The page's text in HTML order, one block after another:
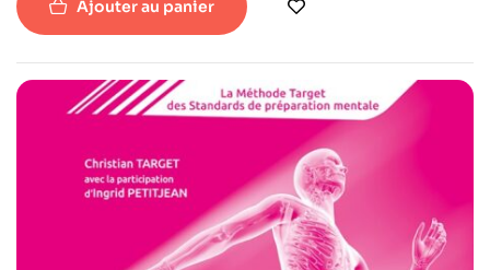
de tous vos défis.
Ajouter au panier